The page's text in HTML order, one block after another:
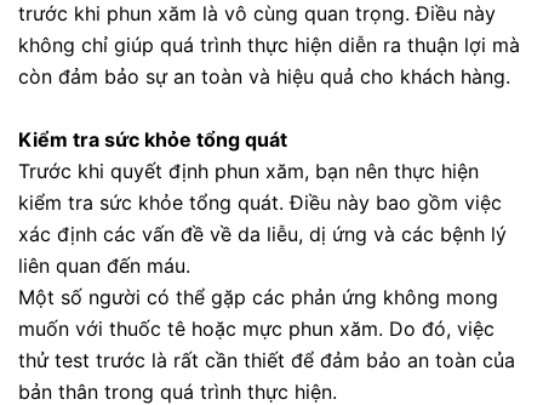
trước khi phun xăm là vô cùng quan trọng. Điều này
không chỉ giúp quá trình thực hiện diễn ra thuận lợi mà
còn đảm bảo sự an toàn và hiệu quả cho khách hàng.
Kiểm tra sức khỏe tổng quát
Trước khi quyết định phun xăm, bạn nên thực hiện
kiểm tra sức khỏe tổng quát. Điều này bao gồm việc
xác định các vấn đề về da liễu, dị ứng và các bệnh lý
liên quan đến máu.
Một số người có thể gặp các phản ứng không mong
muốn với thuốc tê hoặc mực phun xăm. Do đó, việc
thử test trước là rất cần thiết để đảm bảo an toàn của
bản thân trong quá trình thực hiện.